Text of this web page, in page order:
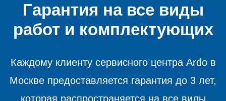
Гарантия на все виды
работ и комплектующих
Каждому клиенту сервисного центра Ardo в
Москве предоставляется гарантия до 3 лет,
которая распространяется на все виды